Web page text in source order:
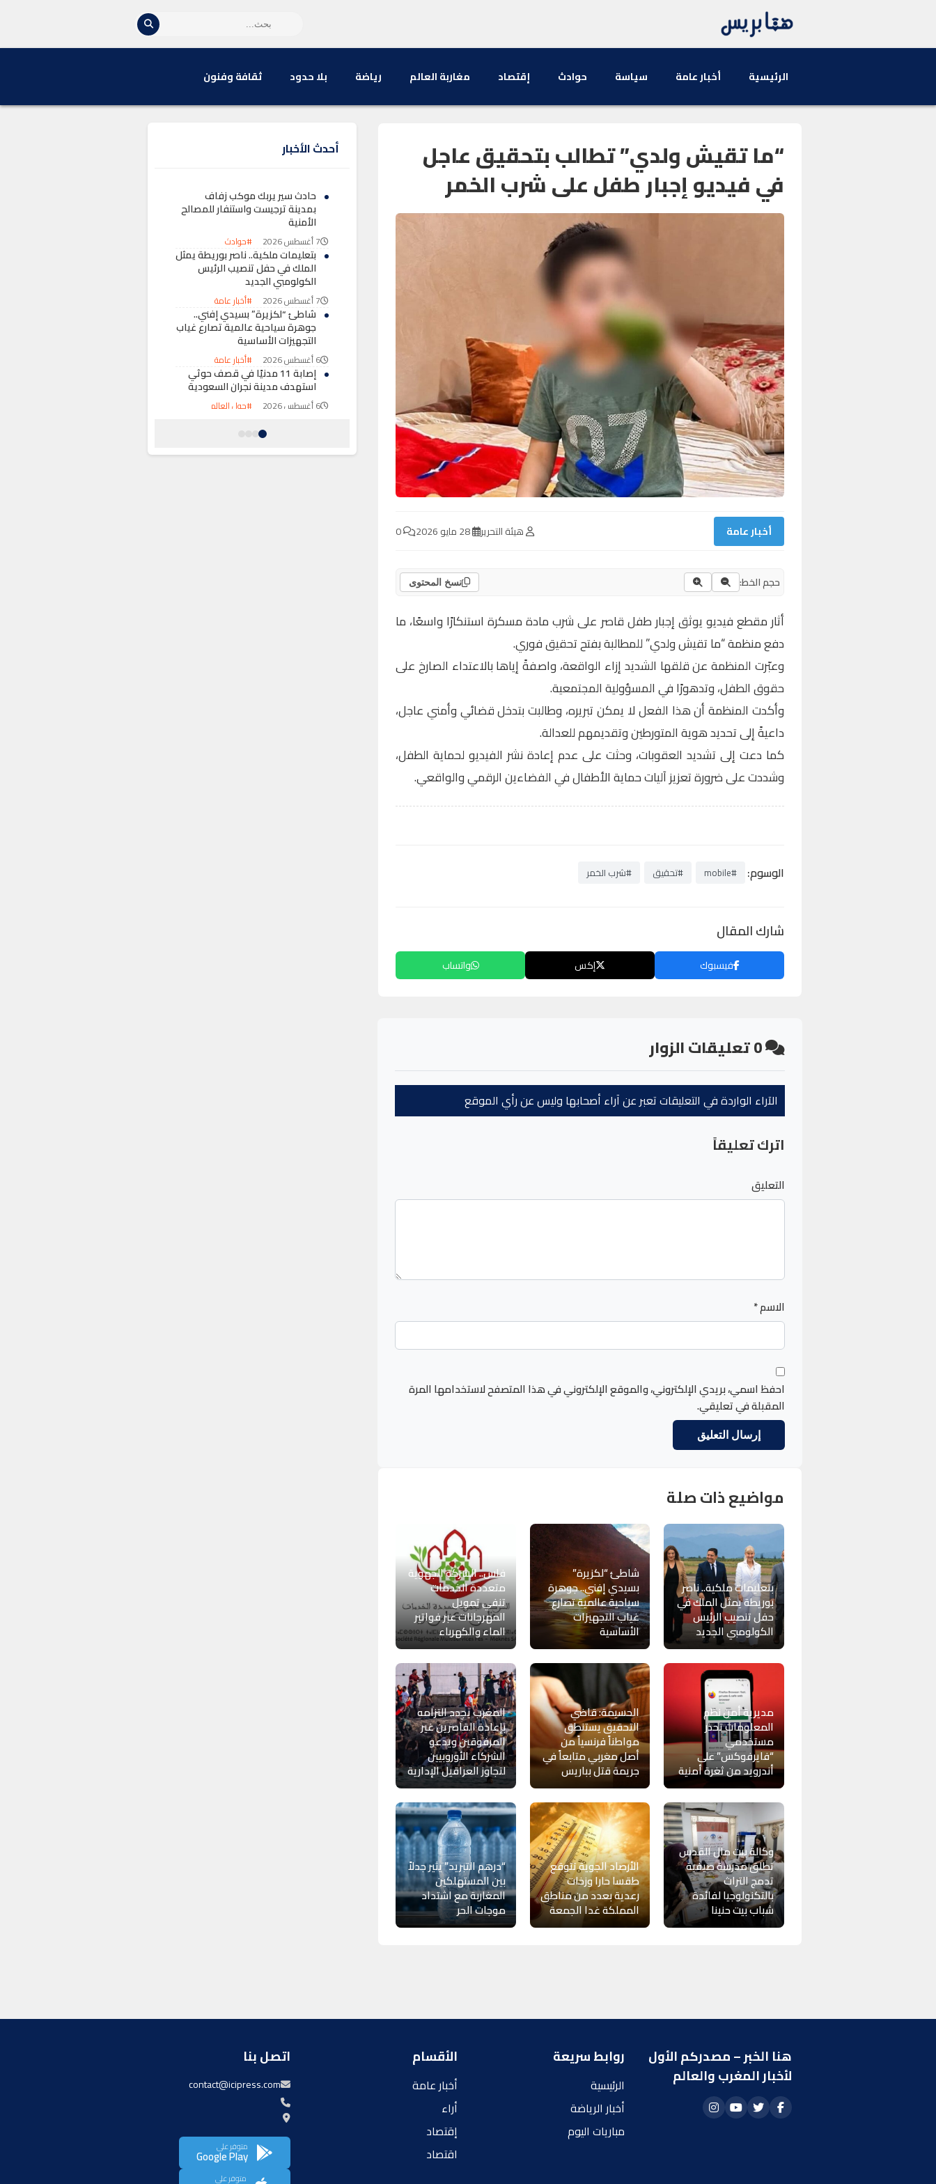
الرئيسية أخبار عامة سياسة حوادث إقتصاد مغاربة العالم رياضة بلا حدود ثقافة وفنون
“ما تقيش ولدي” تطالب بتحقيق عاجل
في فيديو إجبار طفل على شرب الخمر
أخبار عامة هيئة التحرير
حجم الخط: نسخ المحتوى
أثار مقطع فيديو يوثق إجبار طفل قاصر على شرب مادة مسكرة استنكارًا واسعًا، ما
دفع منظمة “ما تقيش ولدي” للمطالبة بفتح تحقيق فوري.
وعبّرت المنظمة عن قلقها الشديد إزاء الواقعة، واصفةً إياها بالاعتداء الصارخ على
حقوق الطفل، وتدهورًا في المسؤولية المجتمعية.
وأكدت المنظمة أن هذا الفعل لا يمكن تبريره، وطالبت بتدخل قضائي وأمني عاجل،
داعيةً إلى تحديد هوية المتورطين وتقديمهم للعدالة.
كما دعت إلى تشديد العقوبات، وحثت على عدم إعادة نشر الفيديو لحماية الطفل،
وشددت على ضرورة تعزيز آليات حماية الأطفال في الفضاءين الرقمي والواقعي.
الوسوم: #mobile #تحقيق #شرب الخمر
شارك المقال
فيسبوك إكس واتساب
0تعليقات الزوار
الآراء الواردة في التعليقات تعبر عن آراء أصحابها وليس عن رأي الموقع
اترك تعليقاً
التعليق
الاسم*
احفظ اسمي، بريدي الإلكتروني، والموقع الإلكتروني في هذا المتصفح لاستخدامها المرة
المقبلة في تعليقي.
مواضيع ذات صلة
بتعليمات ملكية.. ناصر
بوريطة يمثل الملك في
حفل تنصيب الرئيس
الكولومبي الجديد
شاطئ “لكزيرة”
بسيدي إفني.. جوهرة
سياحية عالمية تصارع
غياب التجهيزات
الأساسية
فاس.. الشركة الجهوية
متعددة الخدمات
تنفي تمويل
المهرجانات عبر فواتير
الماء والكهرباء
مديرية أمن نظم
المعلومات تحذر
مستخدمي
“فايرفوكس” على
أندرويد من ثغرة أمنية
الحسيمة: قاضي
التحقيق يستنطق
مواطناً فرنسياً من
أصل مغربي متابعاً في
جريمة قتل بباريس
المغرب يجدد التزامه
بإعادة القاصرين غير
المرفوقين ويدعو
الشركاء الأوروبيين
لتجاوز العراقيل الإدارية
وكالة بيت مال القدس
تطلق مدرسة صيفية
تدمج التراث
بالتكنولوجيا لفائدة
شباب بيت حنينا
الأرصاد الجوية تتوقع
طقسا حارا وزخات
رعدية بعدد من مناطق
المملكة غدا الجمعة
“درهم التبريد” يثير جدلاً
بين المستهلكين
المغاربة مع اشتداد
موجات الحر
أحدث الأخبار
حادث سير يربك موكب زفاف
بمدينة ترجيست واستنفار للمصالح
الأمنية
7 أغسطس 2026 #حوادث
بتعليمات ملكية.. ناصر بوريطة يمثل
الملك في حفل تنصيب الرئيس
الكولومبي الجديد
7 أغسطس 2026 #أخبار عامة
شاطئ “لكزيرة” بسيدي إفني..
جوهرة سياحية عالمية تصارع غياب
التجهيزات الأساسية
6 أغسطس 2026 #أخبار عامة
إصابة 11 مدنيًا في قصف حوثي
استهدف مدينة نجران السعودية
6 أغسطس 2026 #حول العالم
الخدمات تنفي تمويل المهرجانات
هنا الخبر – مصدركم الأول
لأخبار المغرب والعالم
روابط سريعة
الرئيسية
أخبار الرياضة
مباريات اليوم
الأقسام
أخبار عامة
أراء
إقتصاد
اقتصاد
اتصل بنا
contact@icipress.com
متوفر على
Google Play
متوفر على